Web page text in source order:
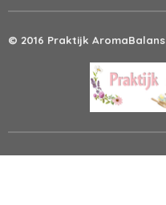
© 2016 Praktijk AromaBalans